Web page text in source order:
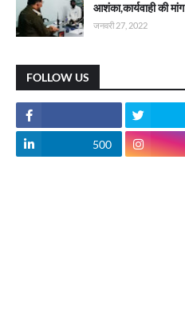
आशंका,कार्यवाही की मांग
जनवरी 27, 2022
FOLLOW US
500